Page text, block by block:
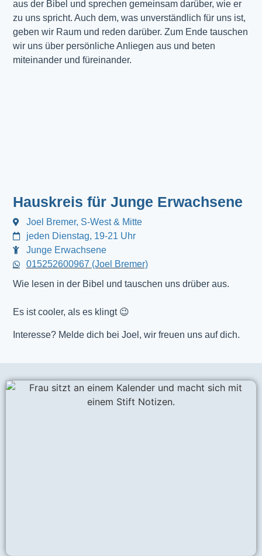
aus der Bibel und sprechen gemeinsam darüber, wie er
zu uns spricht. Auch dem, was unverständlich für uns ist,
geben wir Raum und reden darüber. Zum Ende tauschen
wir uns über persönliche Anliegen aus und beten
miteinander und füreinander.
Hauskreis für Junge Erwachsene
Joel Bremer, S-West & Mitte
jeden Dienstag, 19-21 Uhr
Junge Erwachsene
015252600967 (Joel Bremer)
Wie lesen in der Bibel und tauschen uns drüber aus.
Es ist cooler, als es klingt 😉
Interesse? Melde dich bei Joel, wir freuen uns auf dich.